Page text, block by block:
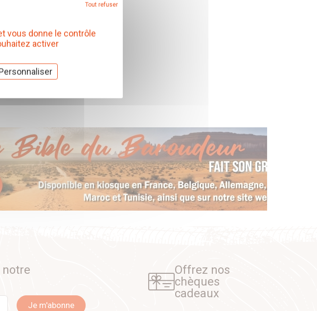
notre
Je m'abonne
Offrez nos
chèques
cadeaux
vous donne le contrôle
activer
Tout refuser